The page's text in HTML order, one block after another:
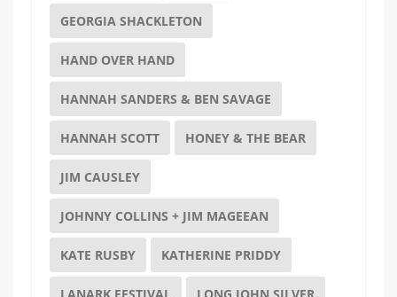
GEORGIA SHACKLETON
HAND OVER HAND
HANNAH SANDERS & BEN SAVAGE
HANNAH SCOTT HONEY & THE BEAR
JIM CAUSLEY
JOHNNY COLLINS + JIM MAGEEAN
KATE RUSBY KATHERINE PRIDDY
LANARK FESTIVAL LONG JOHN SILVER